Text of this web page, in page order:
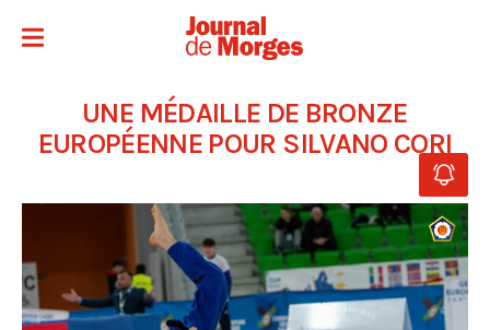
UNE MÉDAILLE DE BRONZE
EUROPÉENNE POUR SILVANO CORI